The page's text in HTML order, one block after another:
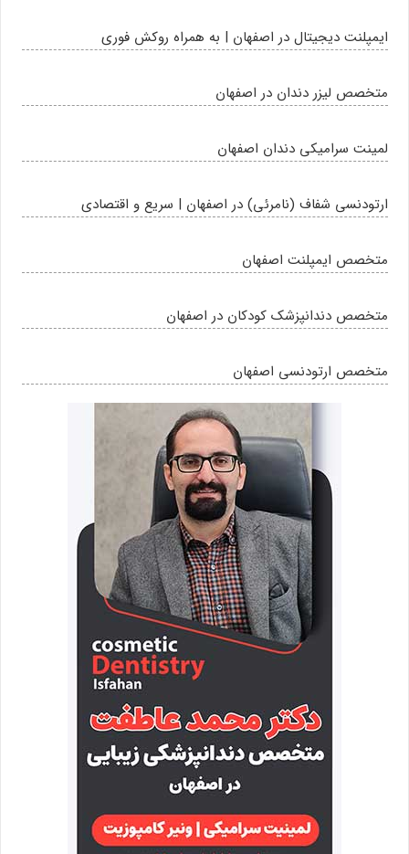
ایمپلنت دیجیتال در اصفهان | به همراه روکش فوری
متخصص لیزر دندان در اصفهان
لمینت سرامیکی دندان اصفهان
ارتودنسی شفاف (نامرئی) در اصفهان | سریع و اقتصادی
متخصص ایمپلنت اصفهان
متخصص دندانپزشک کودکان در اصفهان
متخصص ارتودنسی اصفهان